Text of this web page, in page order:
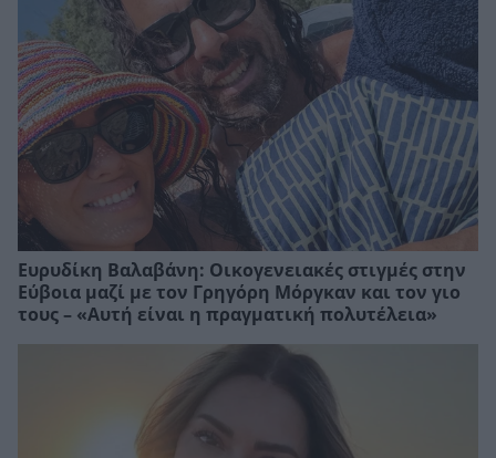
Ευρυδίκη Βαλαβάνη: Οικογενειακές στιγμές στην
Εύβοια μαζί με τον Γρηγόρη Μόργκαν και τον γιο
τους – «Αυτή είναι η πραγματική πολυτέλεια»